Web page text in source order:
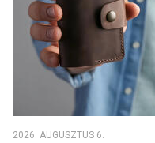
2026. AUGUSZTUS 6.